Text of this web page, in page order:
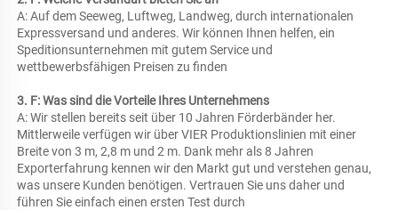
A: Auf dem Seeweg, Luftweg, Landweg, durch internationalen
Expressversand und anderes. Wir können Ihnen helfen, ein
Speditionsunternehmen mit gutem Service und
wettbewerbsfähigen Preisen zu finden
3. F: Was sind die Vorteile Ihres Unternehmens
A: Wir stellen bereits seit über 10 Jahren Förderbänder her.
Mittlerweile verfügen wir über VIER Produktionslinien mit einer
Breite von 3 m, 2,8 m und 2 m. Dank mehr als 8 Jahren
Exporterfahrung kennen wir den Markt gut und verstehen genau,
was unsere Kunden benötigen. Vertrauen Sie uns daher und
führen Sie einfach einen ersten Test durch